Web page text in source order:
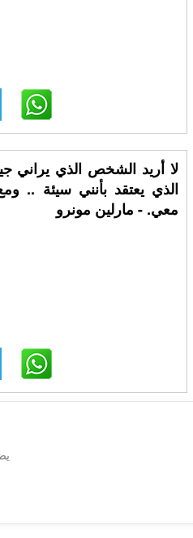
لا أريد الشخص الذي يراني
الذي يعتقد بأنني سيئة ..
معي. - مارلين مونرو
يضم